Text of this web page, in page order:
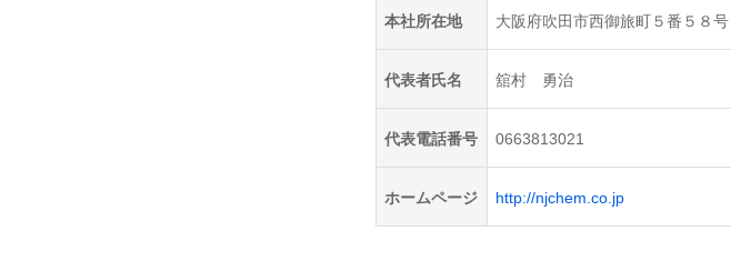
本社所在地 大阪府吹田市西御旅町５番５８号
代表者氏名 舘村 勇治
代表電話番号 0663813021
ホームページ http://njchem.co.jp